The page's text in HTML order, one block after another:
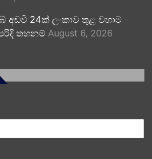
අඩවි 24ක් ලංකාව තුළ වහාම
තහනම් August 6, 2026